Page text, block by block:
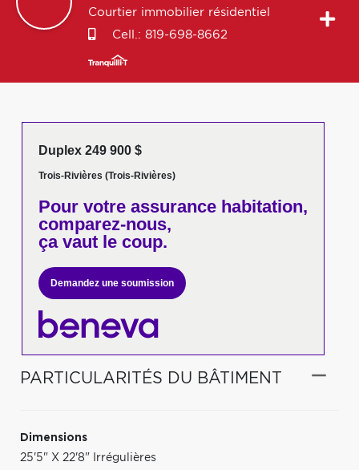
Courtier immobilier résidentiel
Cell.: 819-698-8662
Duplex 249 900 $
Trois-Rivières (Trois-Rivières)
Pour votreassurance habitation,
comparez-nous,
ça vaut le coup.
Demandez une soumission
PARTICULARITÉS DU BÂTIMENT
Dimensions
25'5" X 22'8" Irrégulières